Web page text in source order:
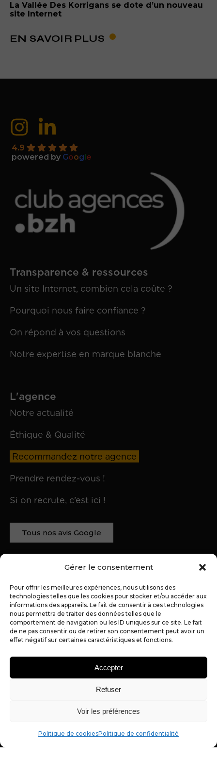
Gérer le consentement
Pour offrir les meilleures expériences, nous utilisons des
technologies telles que les cookies pour stocker et/ou accéder aux
informations des appareils. Le fait de consentir à ces technologies
nous permettra de traiter des données telles que le
comportement de navigation ou les ID uniques sur ce site. Le fait
de ne pas consentir ou de retirer son consentement peut avoir un
effet négatif sur certaines caractéristiques et fonctions.
Accepter
Refuser
Voir les préférences
Politique de cookiesPolitique de confidentialité
La Vallée Des Korrigans se dote d’un nouveau
site Internet
EN SAVOIR PLUS
4.9
powered by Google
Transparence & ressources
Un site Internet, combien cela coûte ?
Pourquoi nous faire confiance ?
On répond à vos questions
Notre expertise en marque blanche
L'agence
Notre actualité
Éthique & Qualité
Recommandez notre agence
Prendre rendez-vous !
Si on recrute, c’est ici !
Tous nos avis Google
Coordonnées
02 72 07 89 40
alexandre@partner-web.fr
54 bis Bd du 19 Mars 1962
44350 GUERANDE
© Copyright 2026 – Tous droits réservés – Réalisé par Partner
Conditions Générales de Vente
Notre agence accompagne des entreprises sur toute la